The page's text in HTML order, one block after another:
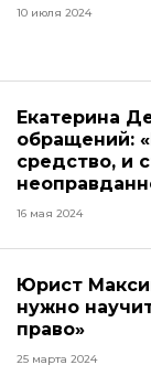
10 июля 2024
Екатерина
обращений:
средство, и
16 мая 2024
Юрист
нужно
право»
25 марта 2024